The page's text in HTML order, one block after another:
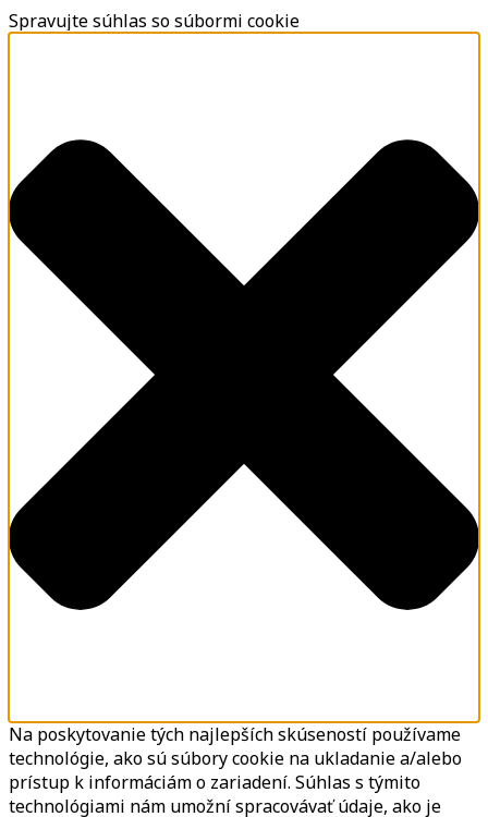
Spravujte súhlas so súbormi cookie
Na poskytovanie tých najlepších skúseností používame
technológie, ako sú súbory cookie na ukladanie a/alebo
prístup k informáciám o zariadení. Súhlas s týmito
technológiami nám umožní spracovávať údaje, ako je